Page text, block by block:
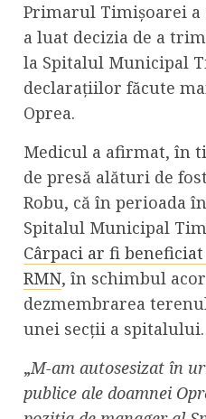
Primarul Timișoarei
a luat decizia de a
la Spitalul Municipal
declarațiilor făcute
Oprea.
Medicul a afirmat, în
de presă alături de
Robu, că în perioada
Spitalul Municipal
Cârpaci ar fi
RMN, în schimbul
dezmembrarea
unei secții a spitalului.
„M-am autosesizat în
publice ale doamnei